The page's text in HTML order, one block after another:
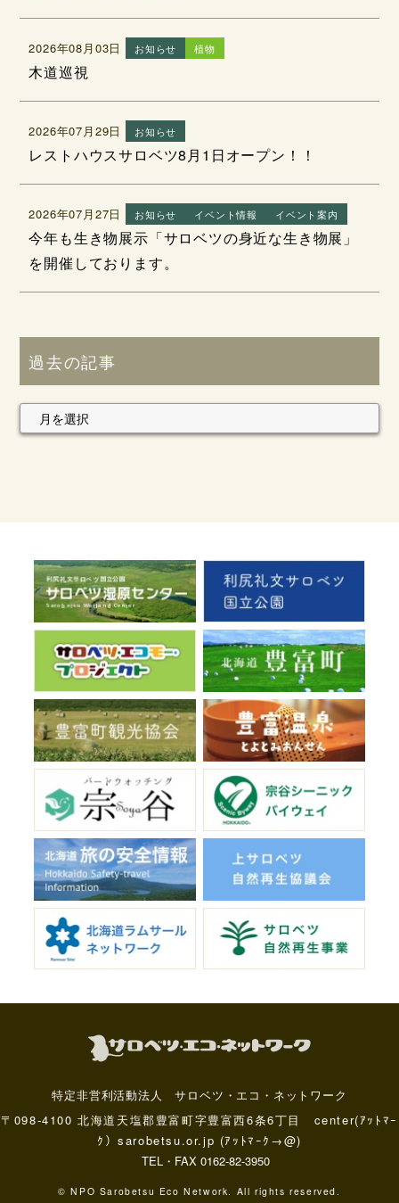
2026年08月03日 お知らせ 植物
木道巡視
2026年07月29日 お知らせ
レストハウスサロベツ8月1日オープン！！
2026年07月27日 お知らせ イベント情報 イベント案内
今年も生き物展示「サロベツの身近な生き物展」
を開催しております。
過去の記事
特定非営利活動法人 サロベツ・エコ・ネットワーク
〒098-4100 北海道天塩郡豊富町字豊富西6条6丁目 center(ｱｯﾄﾏｰ
ｸ）sarobetsu.or.jp (ｱｯﾄﾏｰｸ→@)
TEL・FAX 0162-82-3950
© NPO Sarobetsu Eco Network. All rights reserved.